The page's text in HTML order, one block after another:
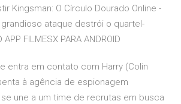
Kingsman: O Círculo Dourado Online -
grandioso ataque destrói o quartel-
FILMESX PARA ANDROID
entra em contato com Harry (Colin
à agência de espionagem
se une a um time de recrutas em busca